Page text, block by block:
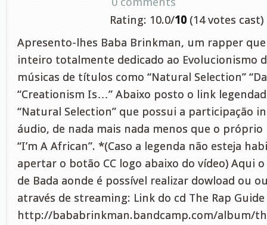
Rating: 10.0/10 (14 votes cast)
Apresento-lhes Baba Brinkman, um rapper
inteiro totalmente dedicado ao Evolucionismo
músicas de títulos como “Natural Selection”
“Creationism Is…” Abaixo posto o link
“Natural Selection” que possui a participação
áudio, de nada mais nada menos que o próprio
“I’m A African”. *(Caso a legenda não esteja
apertar o botão CC logo abaixo do vídeo) Aqui
de Bada aonde é possível realizar dowload ou
através de streaming: Link do cd The Rap
http://bababrinkman.bandcamp.com/album/